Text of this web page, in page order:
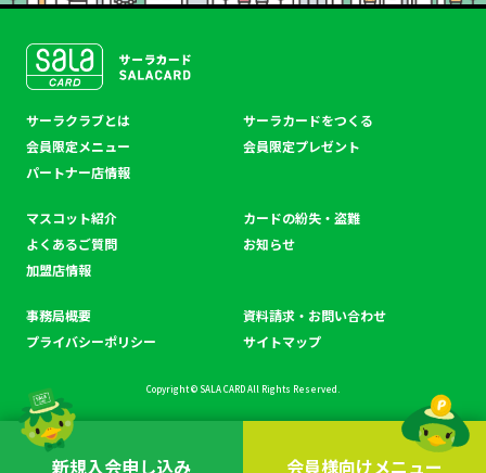
新規入会申し込み 会員様向けメニュー
ブ
サーラクラブとは
サーラカードをつくる
会員限定メニュー
会員限定プレゼント
パートナー店情報
マスコット紹介
カードの紛失・盗難
よくあるご質問
お知らせ
加盟店情報
事務局概要
資料請求・お問い合わせ
プライバシーポリシー
サイトマップ
Copyright © SALA CARD All Rights Reserved.